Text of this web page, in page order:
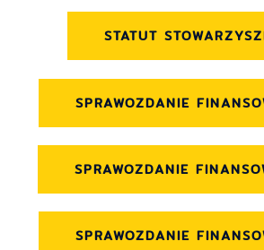
STATUT
SPRAWOZDANIE
SPRAWOZDANIE
SPRAWOZDANIE